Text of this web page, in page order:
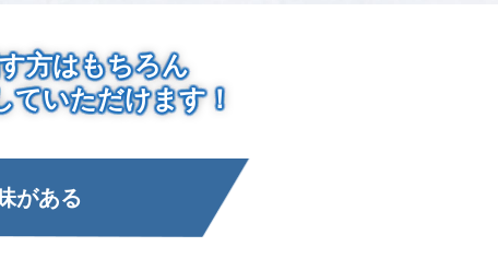
方はもちろん
ていただけます！
がある